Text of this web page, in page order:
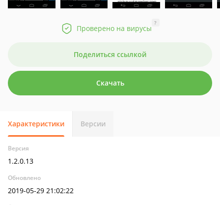
Проверено на вирусы
?
Поделиться ссылкой
Скачать
Характеристики Версии
Версия
1.2.0.13
Обновлено
2019-05-29 21:02:22